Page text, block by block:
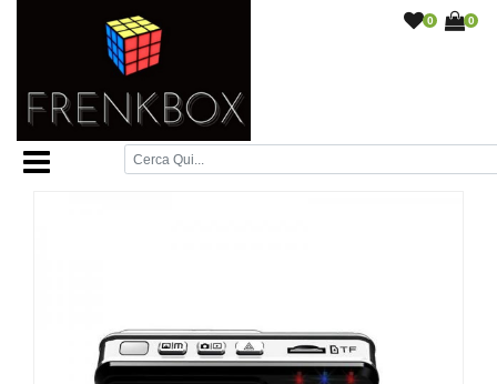
0 0
Home Page/Monitor e telecamere retromarcia
Sentry III DVR Doppia telecamera per auto,taxi,controllo
passeggeri
/